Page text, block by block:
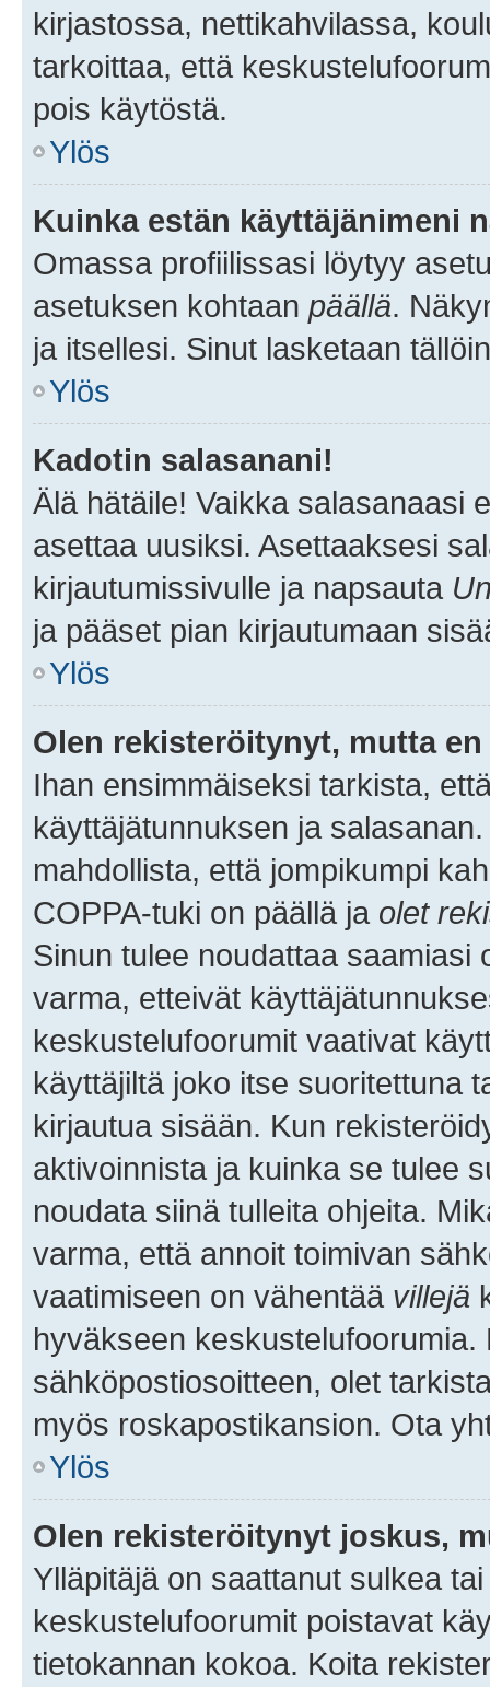
kirjastossa, nettikahvilassa,
tarkoittaa, että
pois käytöstä.
Ylös
Kuinka estän käyttäjänimeni
Omassa profiilissasi löytyy
asetuksen kohtaan päällä.
ja itsellesi. Sinut lasketaan
Ylös
Kadotin salasanani!
Älä hätäile! Vaikka salasanaasi
asettaa uusiksi. Asettaaksesi
kirjautumissivulle ja napsauta
ja pääset pian kirjautumaan
Ylös
Olen rekisteröitynyt, mutta
Ihan ensimmäiseksi tarkista,
käyttäjätunnuksen ja
mahdollista, että jompikumpi
COPPA-tuki on päällä ja olet
Sinun tulee noudattaa saamiasi
varma, etteivät
keskustelufoorumit vaativat
käyttäjiltä joko itse suoritettuna
kirjautua sisään. Kun
aktivoinnista ja kuinka se tulee
noudata siinä tulleita ohjeita.
varma, että annoit toimivan
vaatimiseen on vähentää villejä
hyväkseen
sähköpostiosoitteen, olet
myös roskapostikansion. Ota
Ylös
Olen rekisteröitynyt joskus,
Ylläpitäjä on saattanut sulkea
keskustelufoorumit poistavat
tietokannan kokoa. Koita